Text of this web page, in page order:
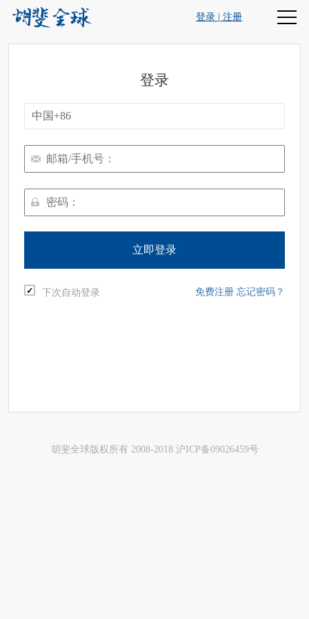
登录 |注册
登录
立即登录
下次自动登录 免费注册 忘记密码？
胡斐全球版权所有 2008-2018 沪ICP备09026459号